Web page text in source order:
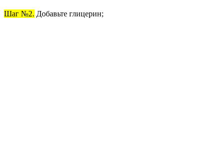
Шаг №2. Добавьте глицерин;